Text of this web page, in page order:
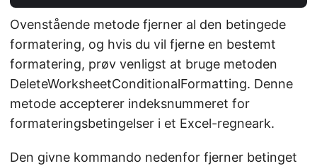
Ovenstående metode fjerner al den betingede
formatering, og hvis du vil fjerne en bestemt
formatering, prøv venligst at bruge metoden
DeleteWorksheetConditionalFormatting. Denne
metode accepterer indeksnummeret for
formateringsbetingelser i et Excel-regneark.
Den givne kommando nedenfor fjerner betinget